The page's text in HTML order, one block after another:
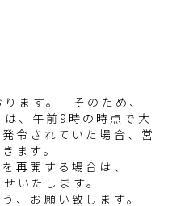
ます。 そのため、
、午前9時の時点で大
令されていた場合、営
ます。
再開する場合は、
いたします。
、お願い致します。